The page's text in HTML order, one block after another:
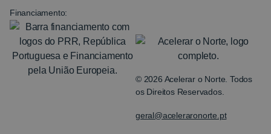
© 2026 Acelerar o Norte. Todos
os Direitos Reservados.
geral@aceleraronorte.pt
Financiamento: